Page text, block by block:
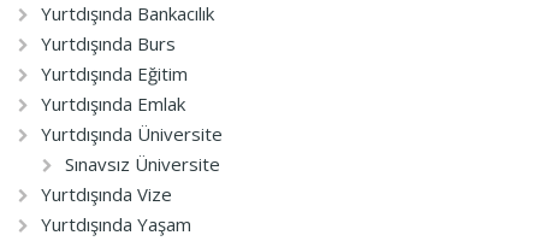
Yurtdışında Bankacılık
Yurtdışında Burs
Yurtdışında Eğitim
Yurtdışında Emlak
Yurtdışında Üniversite
Sınavsız Üniversite
Yurtdışında Vize
Yurtdışında Yaşam